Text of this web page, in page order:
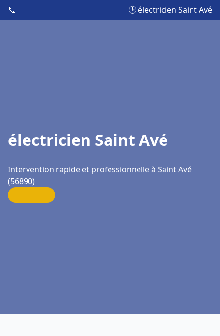
📞 🕒 électricien Saint Avé
électricien Saint Avé
Intervention rapide et professionnelle à Saint Avé
(56890)